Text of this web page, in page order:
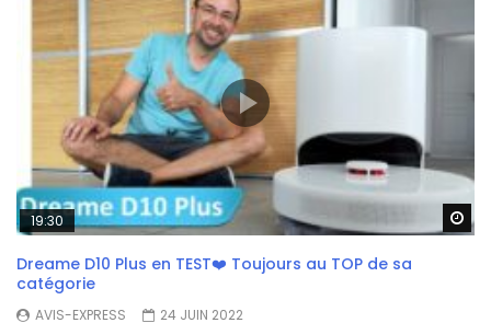
19:30
Dreame D10 Plus en TEST❤️ Toujours au TOP de sa
catégorie
AVIS-EXPRESS
24 JUIN 2022